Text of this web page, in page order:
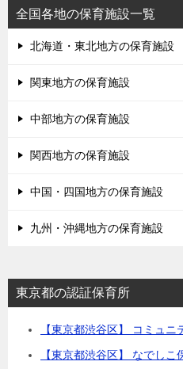
全国各地の保育施設一覧
北海道・東北地方の保育施設
関東地方の保育施設
中部地方の保育施設
関西地方の保育施設
中国・四国地方の保育施設
九州・沖縄地方の保育施設
東京都の認証保育所
【東京都渋谷区】 コミュ
【東京都渋谷区】 なでしこ